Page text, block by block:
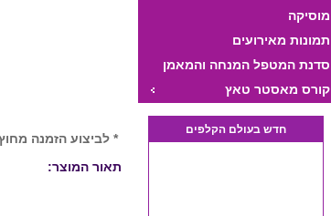
מוסיקה
תמונות מאירועים
סדנת המטפל המנחה והמאמן
היצירתי
קורס מאסטר טאץ
חדש בעולם הקלפים
* לביצוע הזמנה
תאור המוצר: